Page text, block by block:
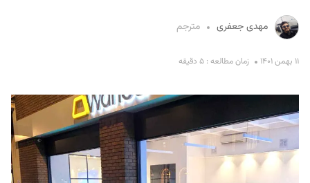
مهدی جعفری مترجم
۱۱ بهمن ۱۴۰۱ زمان مطالعه : ۵ دقیقه